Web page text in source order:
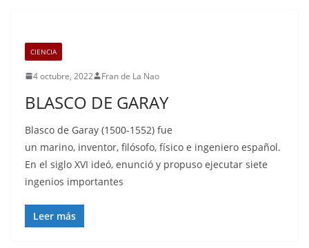
CIENCIA
4 octubre, 2022 Fran de La Nao
BLASCO DE GARAY
Blasco de Garay (1500-1552) fue
un marino, inventor, filósofo, físico e ingeniero español.
En el siglo XVI ideó, enunció y propuso ejecutar siete
ingenios importantes
Leer más